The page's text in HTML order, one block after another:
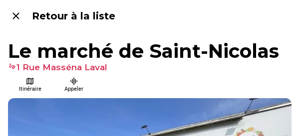
Retour à la liste
Le marché de Saint-Nicolas
1 Rue Masséna Laval
Itinéraire Appeler